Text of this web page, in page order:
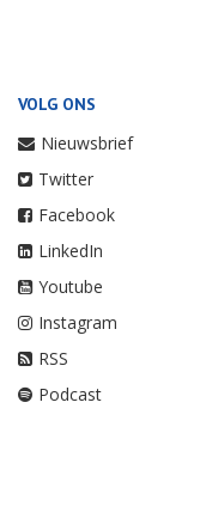
VOLG ONS
Nieuwsbrief
Twitter
Facebook
LinkedIn
Youtube
Instagram
RSS
Podcast